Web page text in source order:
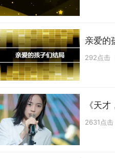
亲爱的
292点击
《天
2631点击